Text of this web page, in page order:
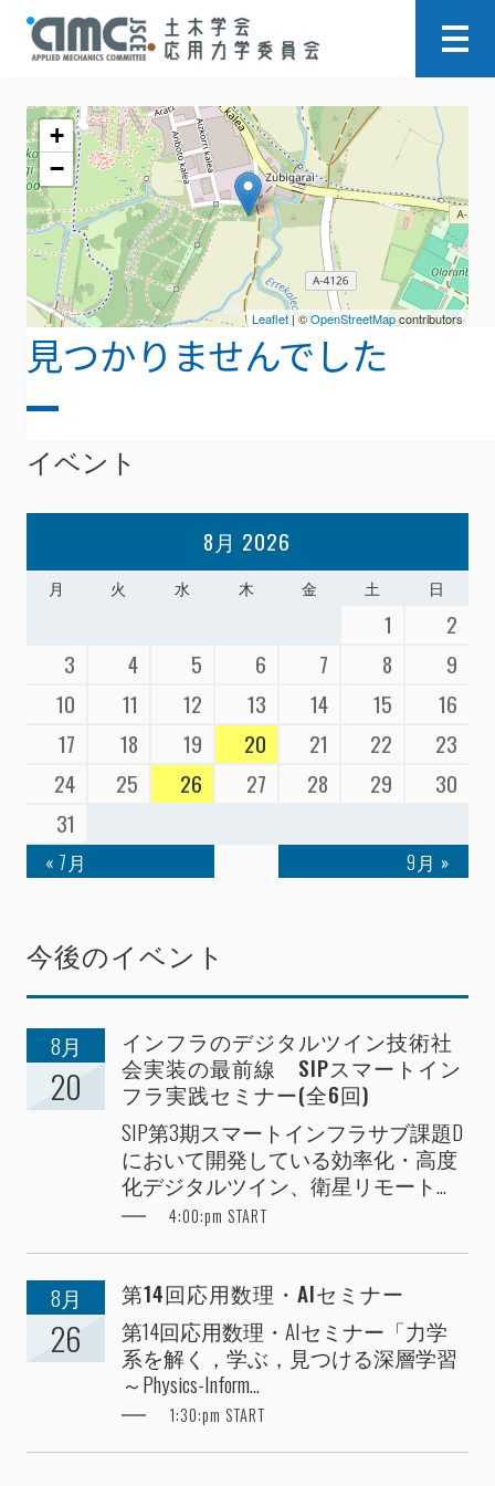
+
−
Leaflet | ©OpenStreetMapcontributors
見つかりませんでした
ごめんなさい。指定されたアーカイブは見つ
かりませんでした。
イベント
8月 2026
月 火 水 木 金 土 日
1
2
3
4 5 6 7 8
9
10
11 12 13 14 15
16
17
18 19 20 21 22
23
24
25 26 27 28 29
30
31
« 7月 9月 »
今後のイベント
8月
20
インフラのデジタルツイン技術社
会実装の最前線 SIPスマートイン
フラ実践セミナー(全6回)
SIP第3期スマートインフラサブ課題D
において開発している効率化・高度
化デジタルツイン、衛星リモート...
4:00:pm START
8月
26
第14回応用数理・AIセミナー
第14回応用数理・AIセミナー「力学
系を解く，学ぶ，見つける深層学習
～Physics-Inform...
1:30:pm START